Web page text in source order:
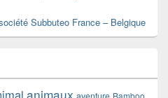
Subbuteo France – Belgique
animaux Bamboo